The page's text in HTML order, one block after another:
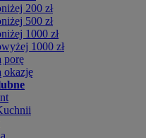
200 zł
500 zł
1000 zł
1000 zł
porę
okazję